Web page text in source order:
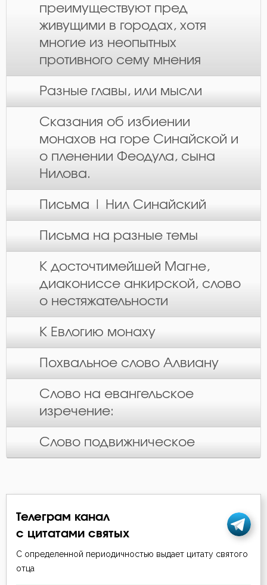
преимуществуют пред
живущими в городах, хотя
многие из неопытных
противного сему мнения
Разные главы, или мысли
Сказания об избиении
монахов на горе Синайской и
о пленении Феодула, сына
Нилова.
Письма | Нил Синайский
Письма на разные темы
К досточтимейшей Магне,
диакониссе анкирской, слово
о нестяжательности
К Евлогию монаху
Похвальное слово Алвиану
Слово на евангельское
изречение:
Слово подвижническое
Телеграм канал
с цитатами святых
С определенной периодичностью выдает цитату святого
отца